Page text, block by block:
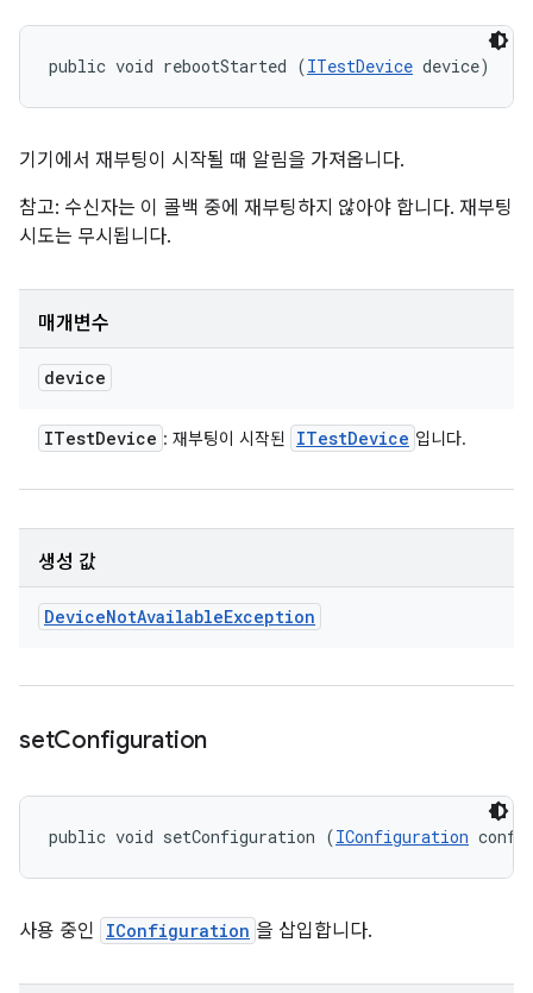
public void rebootStarted (ITestDevice device)
기기에서 재부팅이 시작될 때 알림을 가져옵니다.
참고: 수신자는 이 콜백 중에 재부팅하지 않아야 합니다. 재부팅
시도는 무시됩니다.
매개변수
device
ITestDevice : 재부팅이 시작된 ITestDevice 입니다.
생성 값
DeviceNotAvailableException
setConfiguration
public void setConfiguration (IConfiguration
사용 중인 IConfiguration 을 삽입합니다.